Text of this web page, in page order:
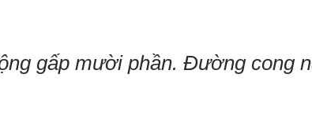
gấp mười phần. Đường cong